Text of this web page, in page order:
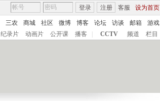
客服 设为首页
登录 注册
三农 商城 社区 微博 博客 论坛 访谈 邮箱
游戏
纪录片 动画片 公开课 播客 CCTV 频道 栏目